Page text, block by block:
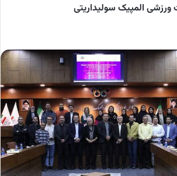
ورزشی المپیک سولیداریتی